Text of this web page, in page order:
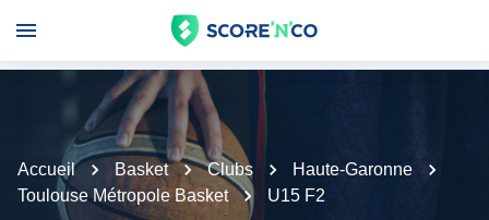
Accueil Basket Clubs
Haute-Garonne
Toulouse Métropole Basket
U15 F2